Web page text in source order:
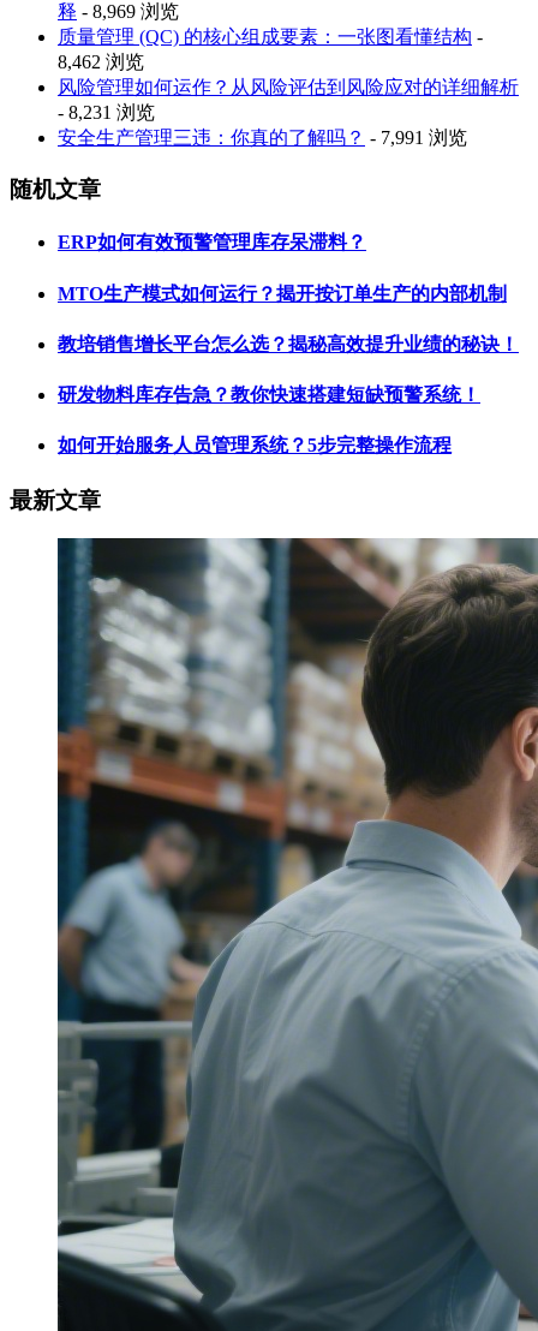
释 - 8,969 浏览
质量管理 (QC) 的核心组成要素：一张图看懂结构 -
8,462 浏览
风险管理如何运作？从风险评估到风险应对的详细解析
- 8,231 浏览
安全生产管理三违：你真的了解吗？ - 7,991 浏览
随机文章
ERP如何有效预警管理库存呆滞料？
MTO生产模式如何运行？揭开按订单生产的内部机制
教培销售增长平台怎么选？揭秘高效提升业绩的秘诀！
研发物料库存告急？教你快速搭建短缺预警系统！
如何开始服务人员管理系统？5步完整操作流程
最新文章